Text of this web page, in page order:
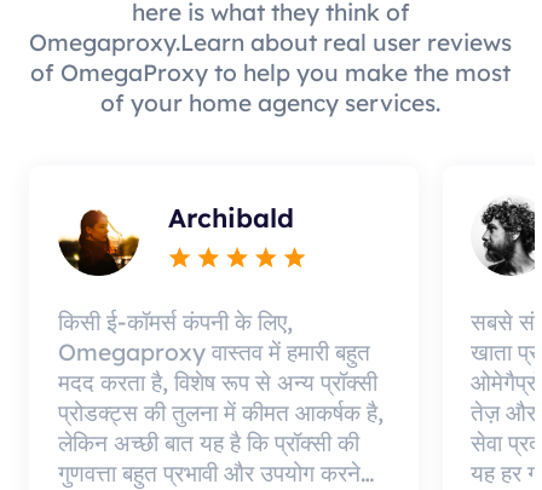
here is what they think of
Omegaproxy.Learn about real user reviews
of OmegaProxy to help you make the most
of your home agency services.
Archibald
किसी ई-कॉमर्स कंपनी के लिए,
Omegaproxy वास्तव में हमारी बहुत
मदद करता है, विशेष रूप से अन्य प्रॉक्सी
प्रोडक्ट्स की तुलना में कीमत आकर्षक है,
लेकिन अच्छी बात यह है कि प्रॉक्सी की
गुणवत्ता बहुत प्रभावी और उपयोग करने
सबसे
खाता
तेज़ और
सेवा
यह हर